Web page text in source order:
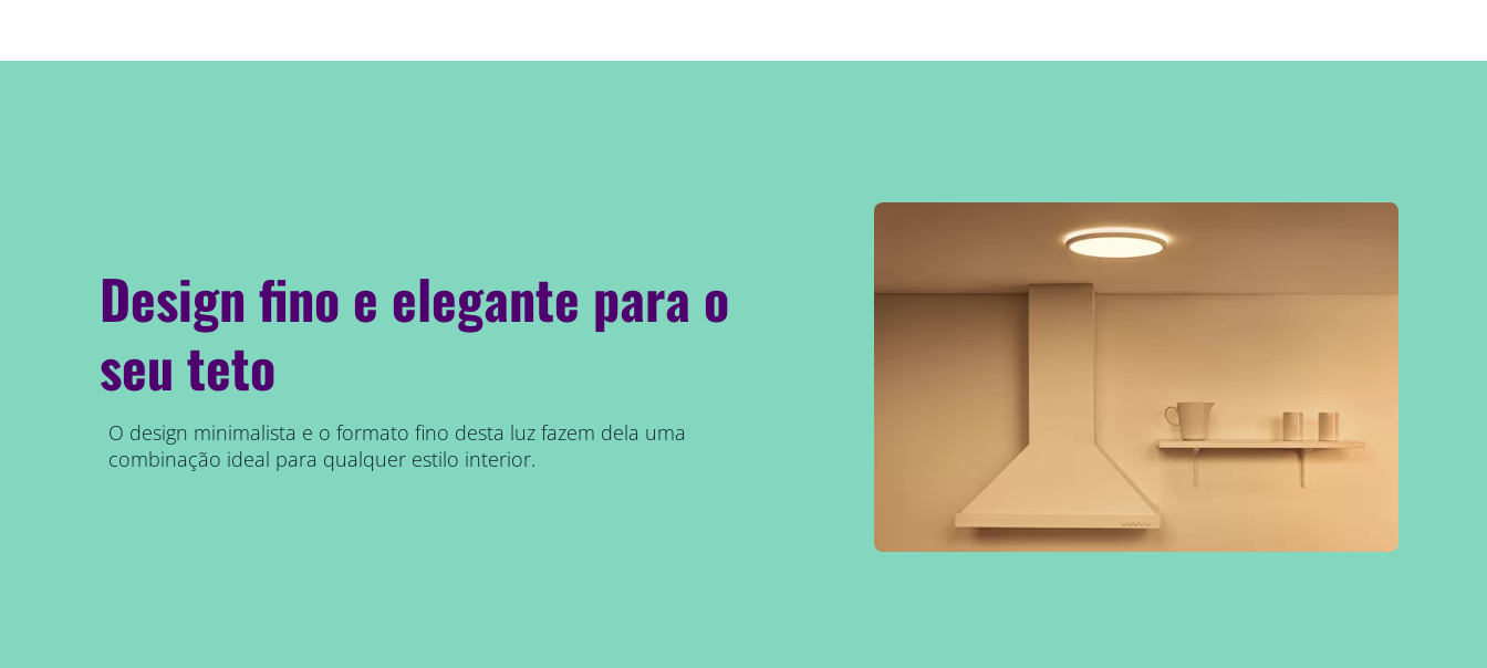
Design fino e elegante para o
seu teto
O design minimalista e o formato fino desta luz fazem dela uma
combinação ideal para qualquer estilo interior.